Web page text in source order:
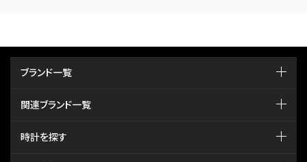
ブランド一覧
関連ブランド一覧
時計を探す